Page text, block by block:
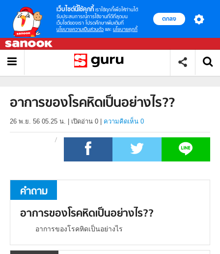
เว็บไซต์นี้ใช้คุกกี้ เราใช้คุกกี้เพื่อให้ท่านได้
รับประสบการณ์การใช้งานที่ดีที่สุดบน
เว็บไซต์ของเรา โปรดศึกษาเพิ่มเติมที่
นโยบายความเป็นส่วนตัว และ นโยบายคุกกี้
ตกลง
อาการของโรคหิดเป็นอย่างไร??
26 พ.ย. 56 05.25 น. เปิดอ่าน 0 ความคิดเห็น 0
คำถาม
อาการของโรคหิดเป็นอย่างไร??
อาการของโรคหิดเป็นอย่างไร